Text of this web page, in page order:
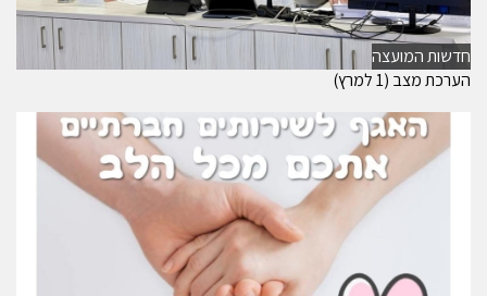
חדשות המועצה
הערכת מצב (1 למרץ)